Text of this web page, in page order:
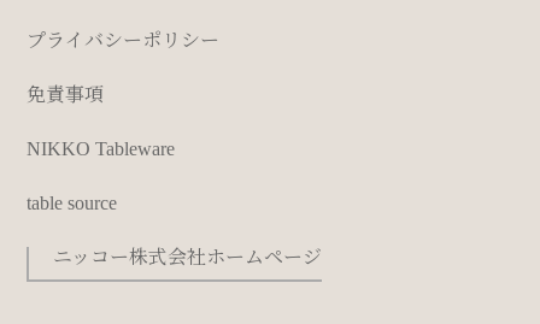
プライバシーポリシー
免責事項
NIKKO Tableware
table source
ニッコー株式会社ホームページ